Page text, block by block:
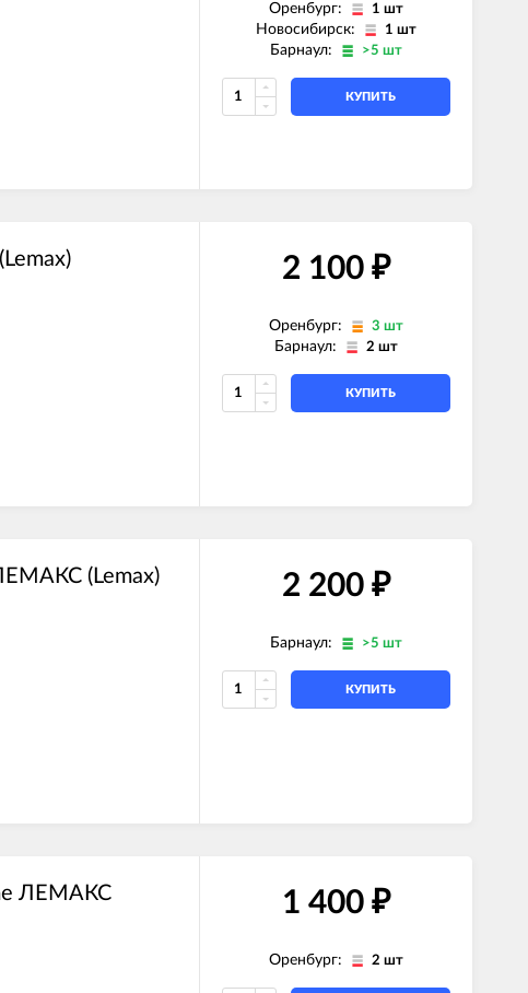
Оренбург: 1 шт
Новосибирск: 1 шт
Барнаул: >5 шт
КУПИТЬ
2 100 ₽
Оренбург: 3 шт
Барнаул: 2 шт
КУПИТЬ
(Lemax) 2 200 ₽
Барнаул: >5 шт
КУПИТЬ
ЛЕМАКС
1 400 ₽
Оренбург: 2 шт